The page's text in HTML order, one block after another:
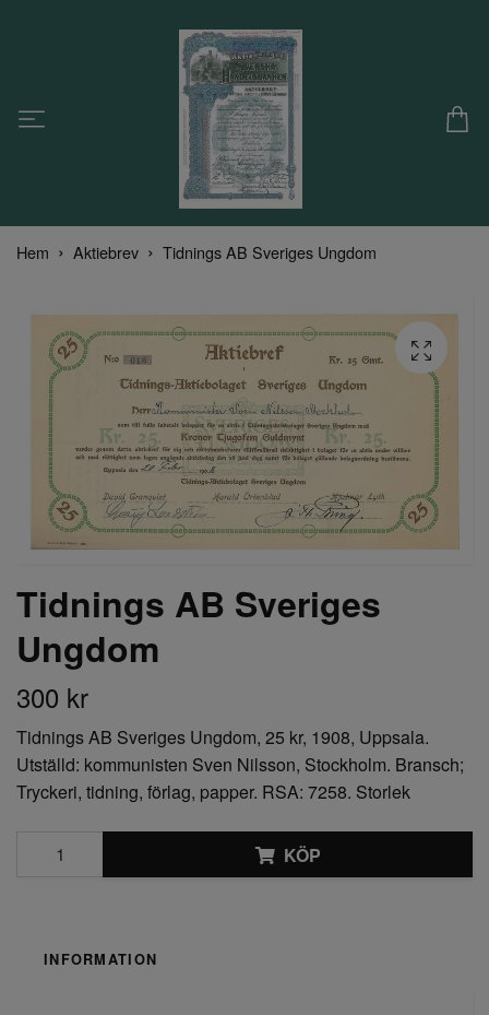
Hem Aktiebrev Tidnings AB Sveriges Ungdom
Tidnings AB Sveriges
Ungdom
300 kr
Tidnings AB Sveriges Ungdom, 25 kr, 1908, Uppsala.
Utställd: kommunisten Sven Nilsson, Stockholm. Bransch;
Tryckeri, tidning, förlag, papper. RSA: 7258. Storlek
KÖP
INFORMATION